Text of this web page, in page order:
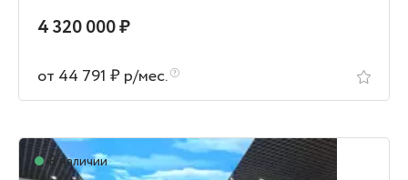
4 320 000 ₽
от 44 791 ₽ р/мес.
В наличии